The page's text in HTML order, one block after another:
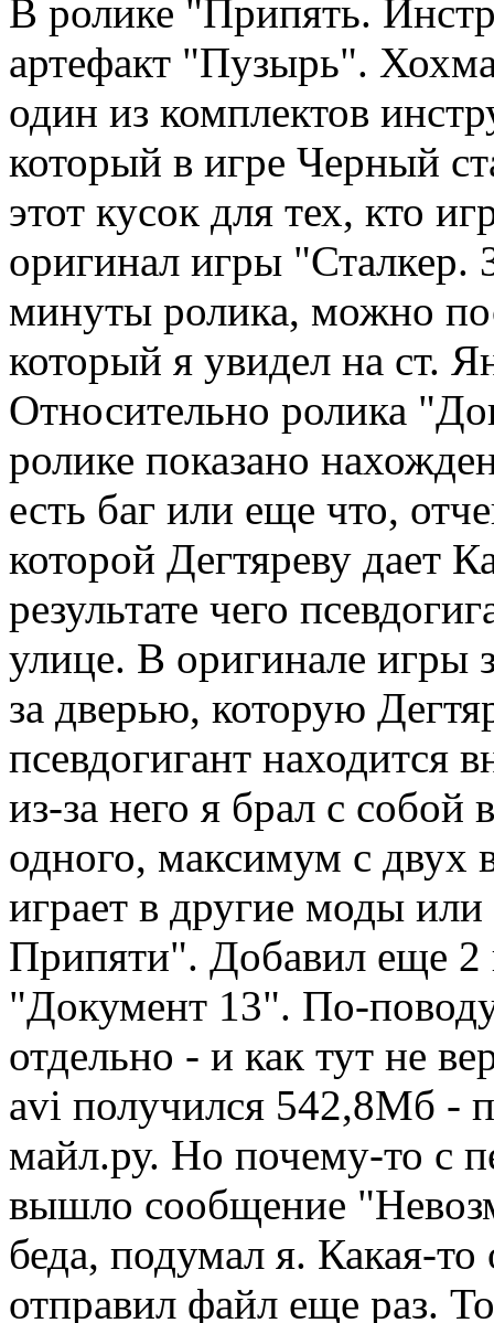
В ролике "Припять.
артефакт "Пузырь".
один из комплектов
который в игре Черный
этот кусок для тех, кто
оригинал игры
минуты ролика, можно
который я увидел на ст.
Относительно ролика
ролике показано
есть баг или еще что,
которой Дегтяреву дает
результате чего
улице. В оригинале игры
за дверью, которую
псевдогигант находится
из-за него я брал с собой
одного, максимум с двух
играет в другие моды
Припяти". Добавил еще 2
"Документ 13". По-
отдельно - и как тут не
avi получился 542,8Мб -
майл.ру. Но почему-то с
вышло сообщение
беда, подумал я. Какая-
отправил файл еще раз.